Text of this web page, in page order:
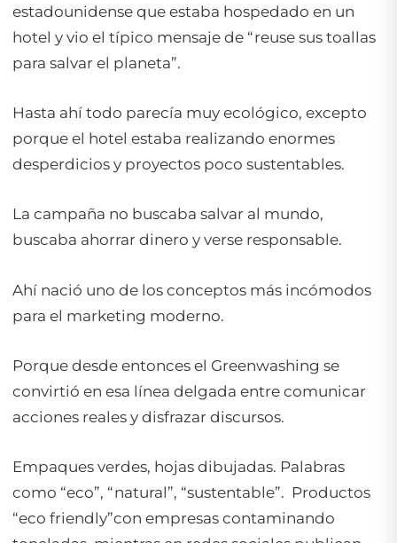
estadounidense que estaba hospedado en un
hotel y vio el típico mensaje de “reuse sus toallas
para salvar el planeta”.
Hasta ahí todo parecía muy ecológico, excepto
porque el hotel estaba realizando enormes
desperdicios y proyectos poco sustentables.
La campaña no buscaba salvar al mundo,
buscaba ahorrar dinero y verse responsable.
Ahí nació uno de los conceptos más incómodos
para el marketing moderno.
Porque desde entonces el Greenwashing se
convirtió en esa línea delgada entre comunicar
acciones reales y disfrazar discursos.
Empaques verdes, hojas dibujadas. Palabras
como “eco”, “natural”, “sustentable”. Productos
“eco friendly”con empresas contaminando